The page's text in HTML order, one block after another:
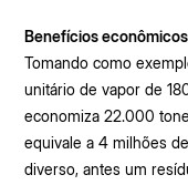
Benefícios
Tomando como
unitário de vapor de
economiza 22.000
equivale a 4 milhões
diverso, antes um